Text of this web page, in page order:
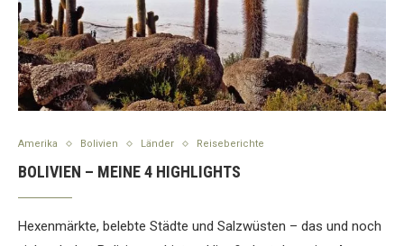
Amerika Bolivien Länder Reiseberichte
BOLIVIEN – MEINE 4 HIGHLIGHTS
Hexenmärkte, belebte Städte und Salzwüsten – das und noch